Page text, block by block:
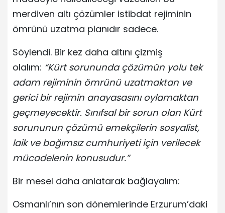
merdiven altı çözümler istibdat rejiminin
ömrünü uzatma planıdır sadece.
Söylendi. Bir kez daha altını çizmiş
olalım: “Kürt sorununda çözümün yolu tek
adam rejiminin ömrünü uzatmaktan ve
gerici bir rejimin anayasasını oylamaktan
geçmeyecektir. Sınıfsal bir sorun olan Kürt
sorununun çözümü emekçilerin sosyalist,
laik ve bağımsız cumhuriyeti için verilecek
mücadelenin konusudur.”
Bir mesel daha anlatarak bağlayalım:
Osmanlı’nın son dönemlerinde Erzurum’daki